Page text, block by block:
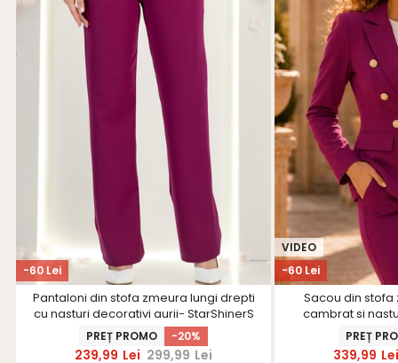
-60 Lei
Pantaloni din stofa zmeura lungi drepti
cu nasturi decorativi aurii- StarShinerS
PREȚ PROMO -20%
239,99 Lei 299,99 Lei
-60 Lei
VIDEO
Sacou din
cambrat si
PREȚ
339,99